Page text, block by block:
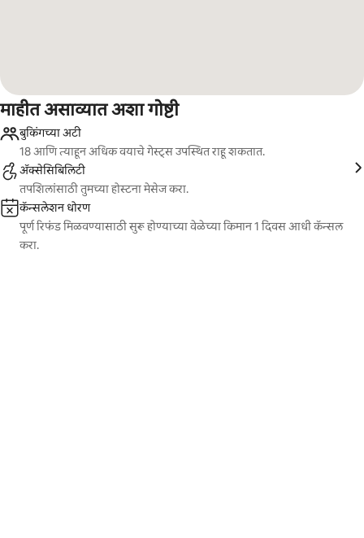
माहीत असाव्यात अशा गोष्टी
बुकिंगच्या अटी
18 आणि त्याहून अधिक वयाचे गेस्ट्स उपस्थित राहू शकतात.
ॲक्सेसिबिलिटी
तपशिलांसाठी तुमच्या होस्टना मेसेज करा.
कॅन्सलेशन धोरण
पूर्ण रिफंड मिळवण्यासाठी सुरू होण्याच्या वेळेच्या किमान 1 दिवस आधी कॅन्सल
करा.